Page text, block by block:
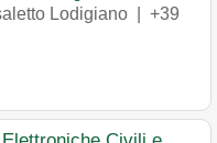
Lodigiano
+39